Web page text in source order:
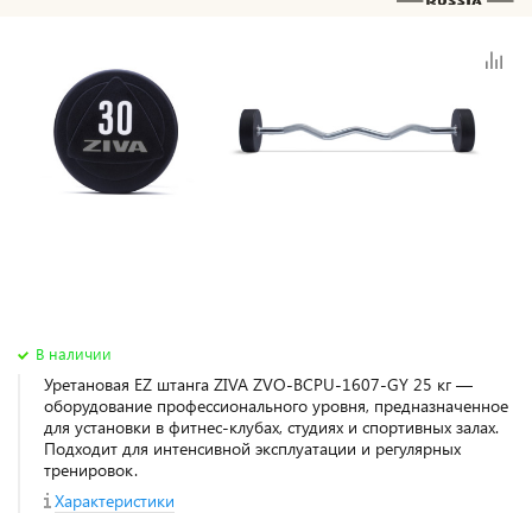
В наличии
Уретановая EZ штанга ZIVA ZVO-BCPU-1607-GY 25 кг —
оборудование профессионального уровня, предназначенное
для установки в фитнес‑клубах, студиях и спортивных залах.
Подходит для интенсивной эксплуатации и регулярных
тренировок.
Характеристики